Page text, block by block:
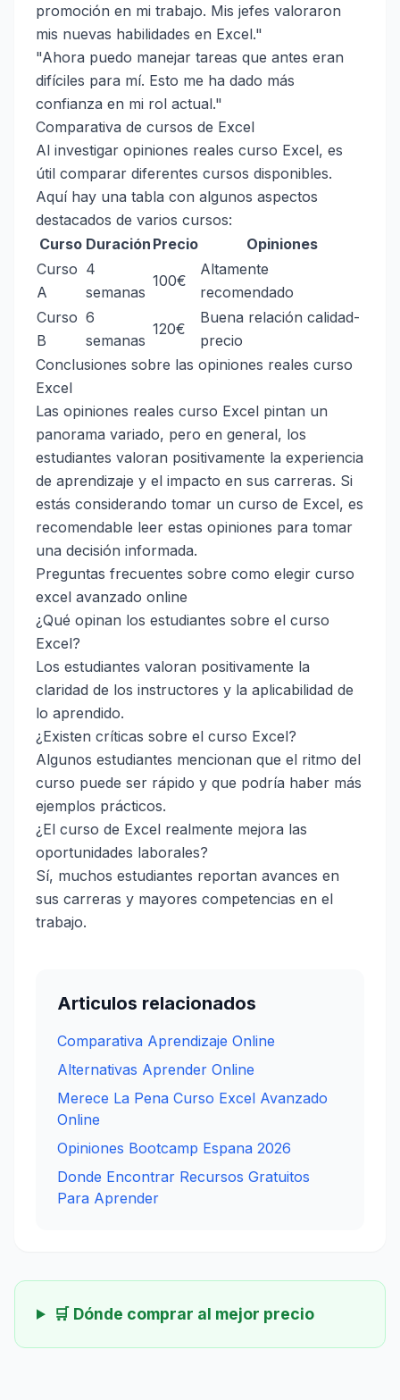
promoción en mi trabajo. Mis jefes valoraron
mis nuevas habilidades en Excel."
"Ahora puedo manejar tareas que antes eran
difíciles para mí. Esto me ha dado más
confianza en mi rol actual."
Comparativa de cursos de Excel
Al investigar opiniones reales curso Excel, es
útil comparar diferentes cursos disponibles.
Aquí hay una tabla con algunos aspectos
destacados de varios cursos:
Curso Duración Precio
Opiniones
Curso
A
4
semanas
100€
Altamente
recomendado
Curso
B
6
semanas
120€
Buena relación calidad-
precio
Conclusiones sobre las opiniones reales curso
Excel
Las opiniones reales curso Excel pintan un
panorama variado, pero en general, los
estudiantes valoran positivamente la experiencia
de aprendizaje y el impacto en sus carreras. Si
estás considerando tomar un curso de Excel, es
recomendable leer estas opiniones para tomar
una decisión informada.
Preguntas frecuentes sobre como elegir curso
excel avanzado online
¿Qué opinan los estudiantes sobre el curso
Excel?
Los estudiantes valoran positivamente la
claridad de los instructores y la aplicabilidad de
lo aprendido.
¿Existen críticas sobre el curso Excel?
Algunos estudiantes mencionan que el ritmo del
curso puede ser rápido y que podría haber más
ejemplos prácticos.
¿El curso de Excel realmente mejora las
oportunidades laborales?
Sí, muchos estudiantes reportan avances en
sus carreras y mayores competencias en el
trabajo.
Articulos relacionados
Comparativa Aprendizaje Online
Alternativas Aprender Online
Merece La Pena Curso Excel Avanzado
Online
Opiniones Bootcamp Espana 2026
Donde Encontrar Recursos Gratuitos
Para Aprender
🛒 Dónde comprar al mejor precio